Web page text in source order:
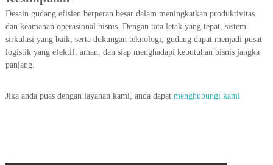
Desain gudang efisien berperan besar dalam meningkatkan produktivitas
dan keamanan operasional bisnis. Dengan tata letak yang tepat, sistem
sirkulasi yang baik, serta dukungan teknologi, gudang dapat menjadi pusat
logistik yang efektif, aman, dan siap menghadapi kebutuhan bisnis jangka
panjang.
Jika anda puas dengan layanan kami, anda dapat menghubungi kami